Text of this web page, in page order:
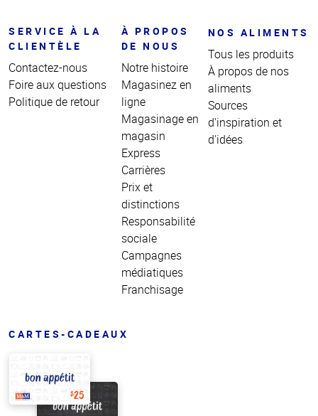
SERVICE À LA
CLIENTÈLE
Contactez-nous
Foire aux questions
Politique de retour
À PROPOS
DE NOUS
Notre histoire
Magasinez en
ligne
Magasinage en
magasin
Express
Carrières
Prix et
distinctions
Responsabilité
sociale
Campagnes
médiatiques
Franchisage
NOS ALIMENTS
Tous les produits
À propos de nos
aliments
Sources
d'inspiration et
d'idées
CARTES-CADEAUX